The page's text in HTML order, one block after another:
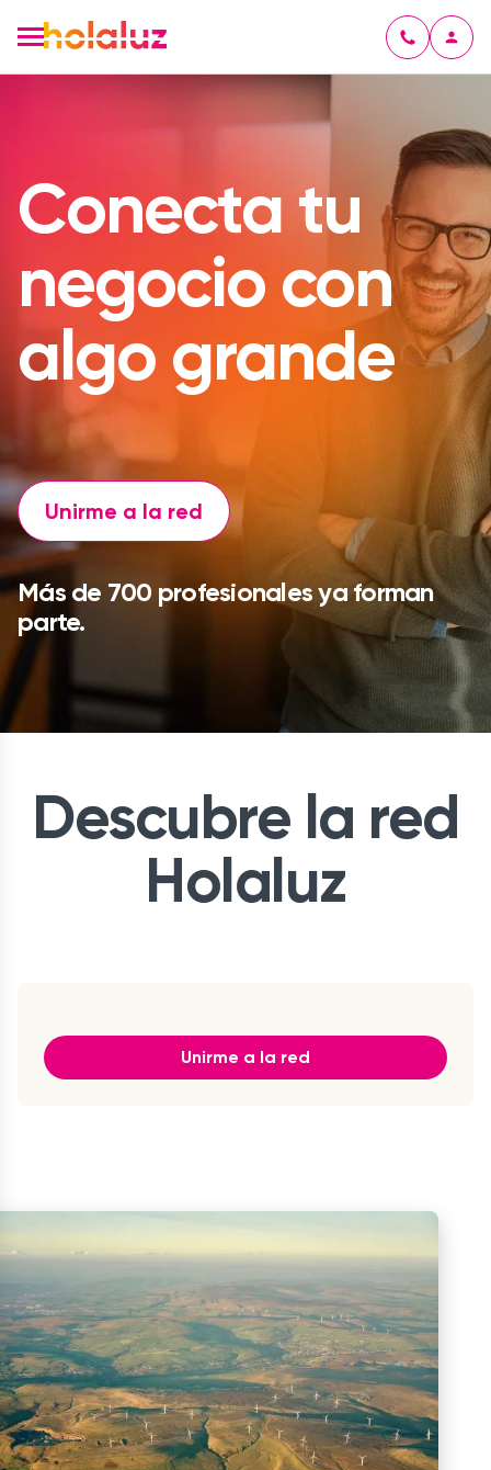
Conecta tu
negocio con
algo grande
Unirme a la red
Más de 700 profesionales ya forman
parte.
Descubre la red
Holaluz
Unirme a la red